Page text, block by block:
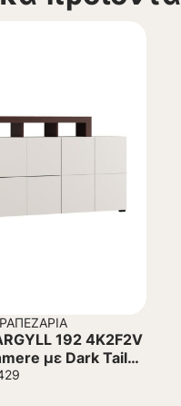
192 4K2F2V
με Dark Tailor